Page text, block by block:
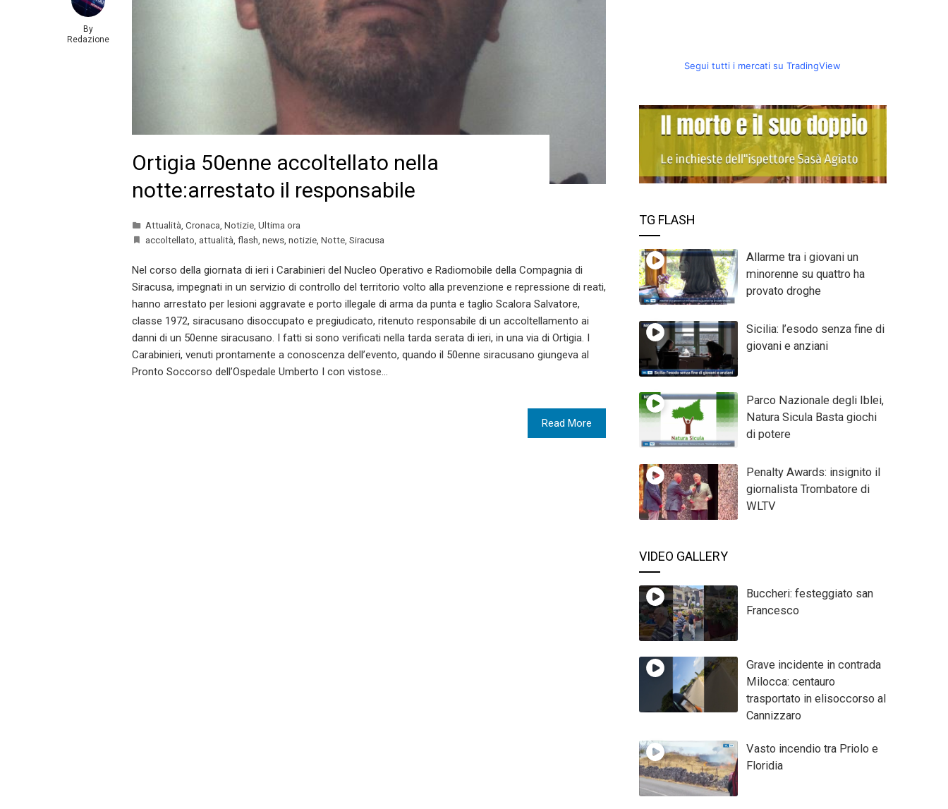
By
Redazione
Ortigia 50enne accoltellato nella
notte:arrestato il responsabile
Attualità Cronaca Notizie Ultima ora
accoltellato attualità flash news notizie Notte Siracusa
Nel corso della giornata di ieri i Carabinieri del Nucleo Operativo e Radiomobile della Compagnia di
Siracusa, impegnati in un servizio di controllo del territorio volto alla prevenzione e repressione di reati,
hanno arrestato per lesioni aggravate e porto illegale di arma da punta e taglio Scalora Salvatore,
classe 1972, siracusano disoccupato e pregiudicato, ritenuto responsabile di un accoltellamento ai
danni di un 50enne siracusano. I fatti si sono verificati nella tarda serata di ieri, in una via di Ortigia. I
Carabinieri, venuti prontamente a conoscenza dell’evento, quando il 50enne siracusano giungeva al
Pronto Soccorso dell’Ospedale Umberto I con vistose…
Read More
Segui tutti i mercati su TradingView
TG FLASH
Allarme tra i giovani un
minorenne su quattro ha
provato droghe
Sicilia: l’esodo senza fine di
giovani e anziani
Parco Nazionale degli Iblei,
Natura Sicula Basta giochi
di potere
Penalty Awards: insignito il
giornalista Trombatore di
WLTV
VIDEO GALLERY
Buccheri: festeggiato san
Francesco
Grave incidente in contrada
Milocca: centauro
trasportato in elisoccorso al
Cannizzaro
Vasto incendio tra Priolo e
Floridia